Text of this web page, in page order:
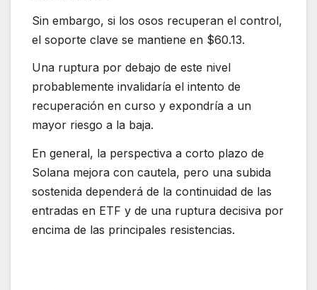
Sin embargo, si los osos recuperan el control,
el soporte clave se mantiene en $60.13.
Una ruptura por debajo de este nivel
probablemente invalidaría el intento de
recuperación en curso y expondría a un
mayor riesgo a la baja.
En general, la perspectiva a corto plazo de
Solana mejora con cautela, pero una subida
sostenida dependerá de la continuidad de las
entradas en ETF y de una ruptura decisiva por
encima de las principales resistencias.